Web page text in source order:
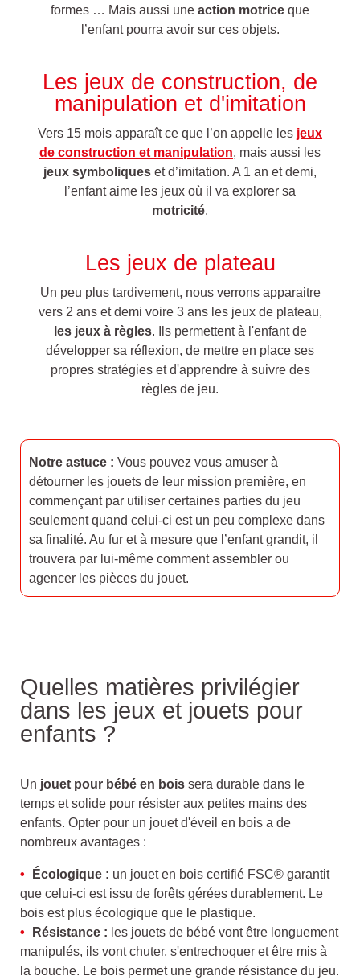
formes … Mais aussi une action motrice que
l’enfant pourra avoir sur ces objets.
Les jeux de construction, de
manipulation et d'imitation
Vers 15 mois apparaît ce que l’on appelle les jeux
de construction et manipulation, mais aussi les
jeux symboliques et d’imitation. A 1 an et demi,
l’enfant aime les jeux où il va explorer sa
motricité.
Les jeux de plateau
Un peu plus tardivement, nous verrons apparaitre
vers 2 ans et demi voire 3 ans les jeux de plateau,
les jeux à règles. Ils permettent à l'enfant de
développer sa réflexion, de mettre en place ses
propres stratégies et d'apprendre à suivre des
règles de jeu.
Notre astuce : Vous pouvez vous amuser à
détourner les jouets de leur mission première, en
commençant par utiliser certaines parties du jeu
seulement quand celui-ci est un peu complexe dans
sa finalité. Au fur et à mesure que l’enfant grandit, il
trouvera par lui-même comment assembler ou
agencer les pièces du jouet.
Quelles matières privilégier
dans les jeux et jouets pour
enfants ?
Un jouet pour bébé en bois sera durable dans le
temps et solide pour résister aux petites mains des
enfants. Opter pour un jouet d'éveil en bois a de
nombreux avantages :
Écologique : un jouet en bois certifié FSC® garantit
que celui-ci est issu de forêts gérées durablement. Le
bois est plus écologique que le plastique.
Résistance : les jouets de bébé vont être longuement
manipulés, ils vont chuter, s'entrechoquer et être mis à
la bouche. Le bois permet une grande résistance du jeu.